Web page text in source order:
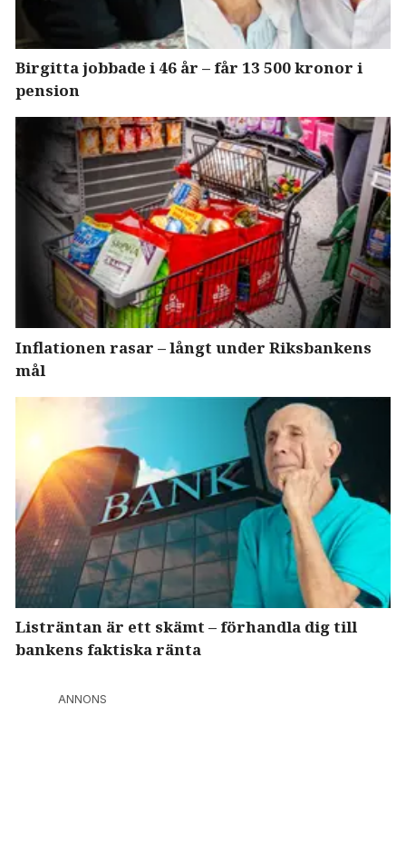
Birgitta jobbade i 46 år – får 13 500 kronor i
pension
Inflationen rasar – långt under Riksbankens
mål
Listräntan är ett skämt – förhandla dig till
bankens faktiska ränta
ANNONS